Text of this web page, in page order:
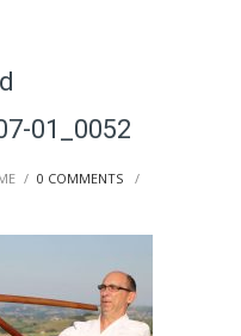
01_0052
/ 0 COMMENTS
/